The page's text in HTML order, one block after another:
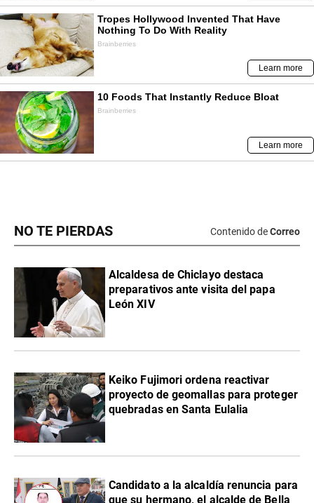
NO TE PIERDAS Contenido deCorreo
Alcaldesa de Chiclayo destaca
preparativos ante visita del papa
León XIV
Keiko Fujimori ordena reactivar
proyecto de geomallas para proteger
quebradas en Santa Eulalia
Candidato a la alcaldía renuncia para
que su hermano, el alcalde de Bella